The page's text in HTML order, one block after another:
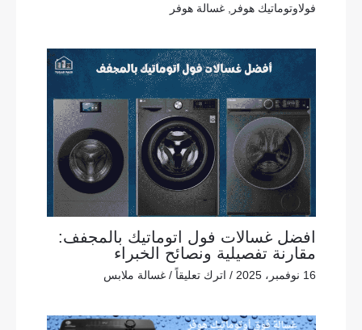
فولاوتوماتيك هوفر
,غسالة هوفر
افضل غسالات فول اتوماتيك بالمجفف:
مقارنة تفصيلية ونصائح الخبراء
16 نوفمبر، 2025 / اترك تعليقاً /غسالة ملابس